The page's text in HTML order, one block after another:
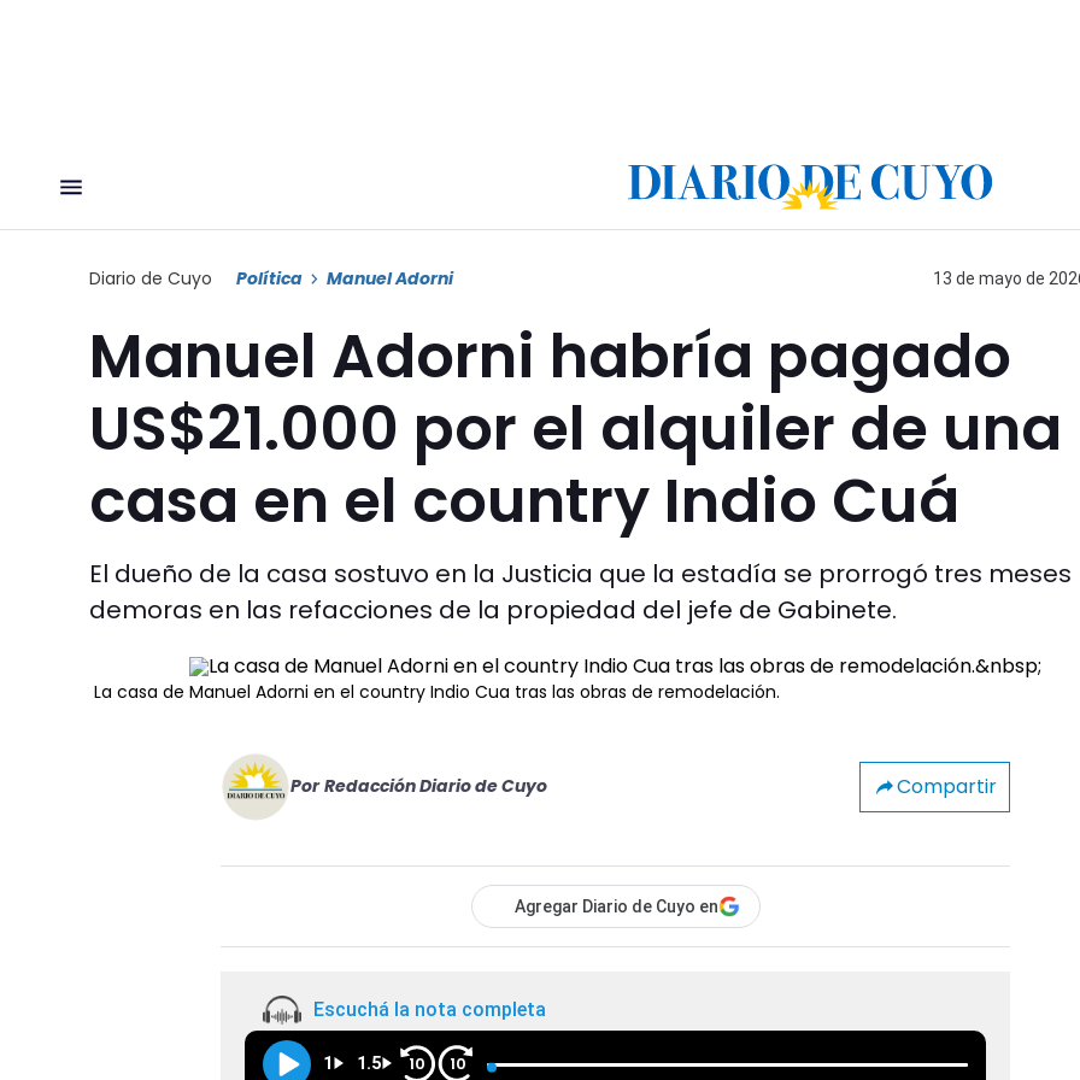
Diario de Cuyo Política Manuel Adorni 13 de mayo de
Manuel Adorni habría pagado
US$21.000 por el alquiler de una
casa en el country Indio Cuá
El dueño de la casa sostuvo en la Justicia que la estadía se prorrogó tres meses
demoras en las refacciones de la propiedad del jefe de Gabinete.
La casa de Manuel Adorni en el country Indio Cua tras las obras de remodelación.
Por Redacción Diario de Cuyo Compartir
Agregar Diario de Cuyo en
Escuchá la nota completa
1 1.5 10 10